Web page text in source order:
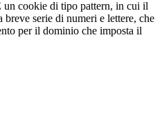
un cookie di tipo pattern, in cui il
breve serie di numeri e lettere, che
per il dominio che imposta il